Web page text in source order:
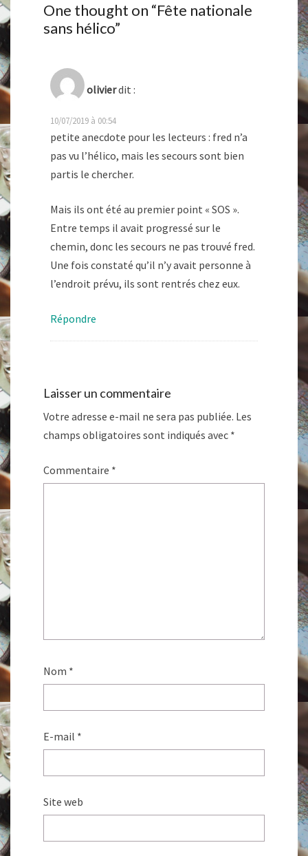
One thought on “Fête nationale
sans hélico”
olivierdit :
10/07/2019 à 00:54
petite anecdote pour les lecteurs : fred n’a
pas vu l’hélico, mais les secours sont bien
partis le chercher.
Mais ils ont été au premier point « SOS ».
Entre temps il avait progressé sur le
chemin, donc les secours ne pas trouvé fred.
Une fois constaté qu’il n’y avait personne à
l’endroit prévu, ils sont rentrés chez eux.
Répondre
Laisser un commentaire
Votre adresse e-mail ne sera pas publiée. Les
champs obligatoires sont indiqués avec *
Commentaire *
Nom *
E-mail *
Site web